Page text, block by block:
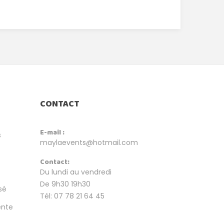
CONTACT
E-mail :
maylaevents@hotmail.com
Contact:
Du lundi au vendredi
De 9h30 19h30
Tél: 07 78 21 64 45